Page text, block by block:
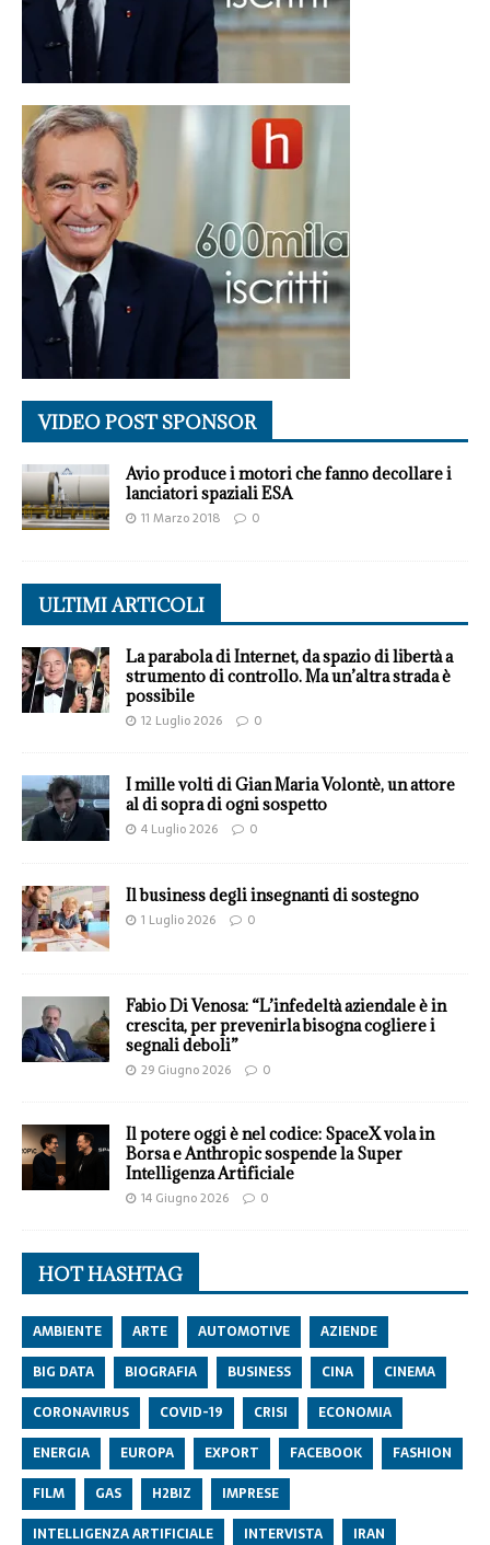
VIDEO POST SPONSOR
Avio produce i motori che fanno decollare i
lanciatori spaziali ESA
11 Marzo 2018 0
ULTIMI ARTICOLI
La parabola di Internet, da spazio di libertà a
strumento di controllo. Ma un’altra strada è
possibile
12 Luglio 2026 0
I mille volti di Gian Maria Volontè, un attore
al di sopra di ogni sospetto
4 Luglio 2026 0
Il business degli insegnanti di sostegno
1 Luglio 2026 0
Fabio Di Venosa: “L’infedeltà aziendale è in
crescita, per prevenirla bisogna cogliere i
segnali deboli”
29 Giugno 2026 0
Il potere oggi è nel codice: SpaceX vola in
Borsa e Anthropic sospende la Super
Intelligenza Artificiale
14 Giugno 2026 0
HOT HASHTAG
AMBIENTE ARTE AUTOMOTIVE
AZIENDE
BIG DATA
BIOGRAFIA BUSINESS CINA
CINEMA
CORONAVIRUS
COVID-19 CRISI
ECONOMIA
ENERGIA
EUROPA EXPORT FACEBOOK
FASHION
FILM
GAS H2BIZ
IMPRESE
INTELLIGENZA ARTIFICIALE
INTERVISTA IRAN